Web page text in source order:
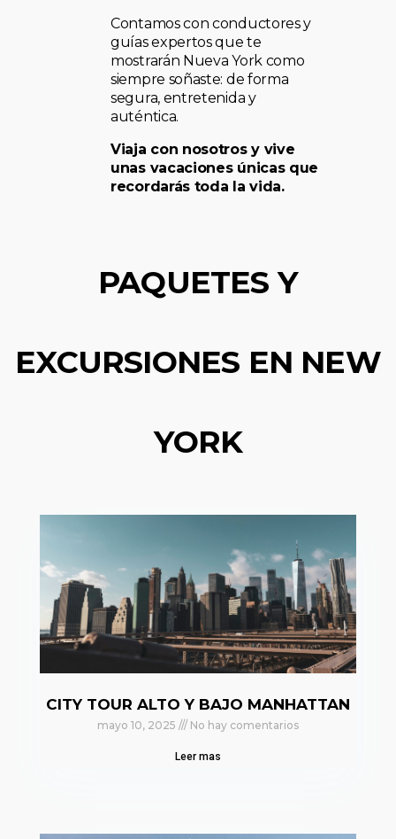
Contamos con conductores y
guías expertos que te
mostrarán Nueva York como
siempre soñaste: de forma
segura, entretenida y
auténtica.
Viaja con nosotros y vive
unas vacaciones únicas que
recordarás toda la vida.
PAQUETES Y
EXCURSIONES EN NEW
YORK
CITY TOUR ALTO Y BAJO MANHATTAN
mayo 10, 2025 No hay comentarios
Leer mas